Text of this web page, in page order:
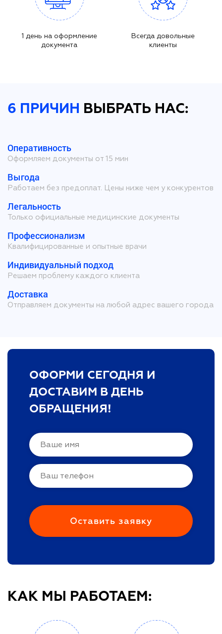
1 день на оформление
документа
Всегда довольные
клиенты
6 ПРИЧИН ВЫБРАТЬ НАС:
Оперативность
Оформляем документы от 15 мин
Выгода
Работаем без предоплат. Цены ниже чем у конкурентов
Легальность
Только официальные медицинские документы
Профессионализм
Квалифицированные и опытные врачи
Индивидуальный подход
Решаем проблему каждого клиента
Доставка
Отправляем документы на любой адрес вашего города
ОФОРМИ СЕГОДНЯ И
ДОСТАВИМ В ДЕНЬ
ОБРАЩЕНИЯ!
КАК МЫ РАБОТАЕМ: